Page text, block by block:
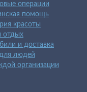
операции
помощь
красоты
отдых
и доставка
людей
организации